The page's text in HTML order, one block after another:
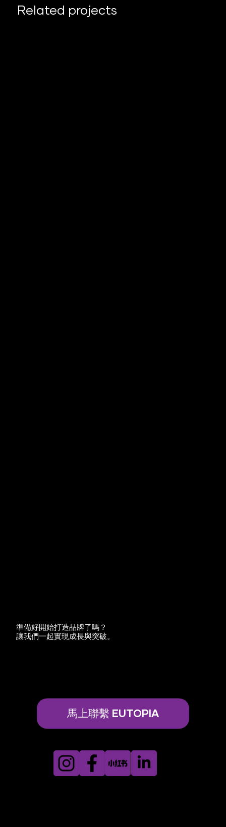
Related projects
準備好開始打造品牌了嗎？
讓我們一起實現成長與突破。
馬上聯繫 EUTOPIA